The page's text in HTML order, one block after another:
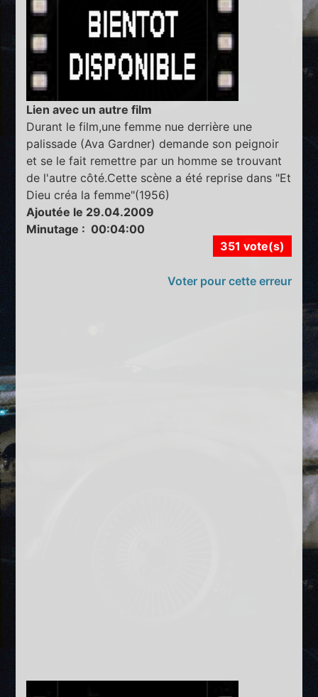
Lien avec un autre film
Durant le film,une femme nue derrière une
palissade (Ava Gardner) demande son peignoir
et se le fait remettre par un homme se trouvant
de l'autre côté.Cette scène a été reprise dans "Et
Dieu créa la femme"(1956)
Ajoutée le 29.04.2009
Minutage : 00:04:00
351 vote(s)
Voter pour cette erreur